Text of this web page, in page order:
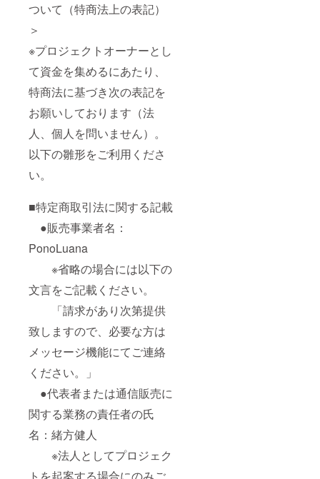
ついて（特商法上の表記）
＞
※プロジェクトオーナーとし
て資金を集めるにあたり、
特商法に基づき次の表記を
お願いしております（法
人、個人を問いません）。
以下の雛形をご利用くださ
い。
■特定商取引法に関する記載
●販売事業者名：
PonoLuana
※省略の場合には以下の
文言をご記載ください。
「請求があり次第提供
致しますので、必要な方は
メッセージ機能にてご連絡
ください。」
●代表者または通信販売に
関する業務の責任者の氏
名：緒方健人
※法人としてプロジェク